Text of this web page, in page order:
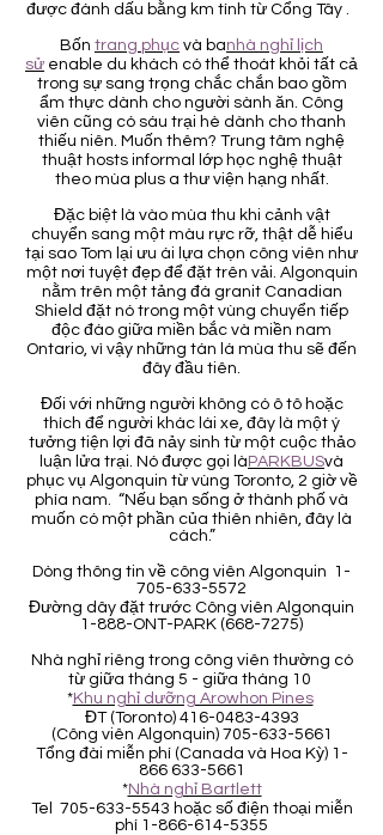
được đánh dấu bằng km tính từ Cổng Tây .
Bốn trang phục và banhà nghỉ lịch
sử enable du khách có thể thoát khỏi tất cả
trong sự sang trọng chắc chắn bao gồm
ẩm thực dành cho người sành ăn. Công
viên cũng có sáu trại hè dành cho thanh
thiếu niên. Muốn thêm? Trung tâm nghệ
thuật hosts informal lớp học nghệ thuật
theo mùa plus a thư viện hạng nhất.
Đặc biệt là vào mùa thu khi cảnh vật
chuyển sang một màu rực rỡ, thật dễ hiểu
tại sao Tom lại ưu ái lựa chọn công viên như
một nơi tuyệt đẹp để đặt trên vải. Algonquin
nằm trên một tảng đá granit Canadian
Shield đặt nó trong một vùng chuyển tiếp
độc đáo giữa miền bắc và miền nam
Ontario, vì vậy những tán lá mùa thu sẽ đến
đây đầu tiên.
Đối với những người không có ô tô hoặc
thích để người khác lái xe, đây là một ý
tưởng tiện lợi đã nảy sinh từ một cuộc thảo
luận lửa trại. Nó được gọi là PARKBUSvà
phục vụ Algonquin từ vùng Toronto, 2 giờ về
phía nam. “Nếu bạn sống ở thành phố và
muốn có một phần của thiên nhiên, đây là
cách.”
Dòng thông tin về công viên Algonquin
1-
705-633-5572
Đường dây đặt trước Công viên Algonquin
1-888-ONT-PARK (668-7275)
Nhà nghỉ riêng trong công viên thường có
từ giữa tháng 5 - giữa tháng 10
*Khu nghỉ dưỡng Arowhon Pines
ĐT (Toronto) 416-0483-4393
(Công viên Algonquin) 705-633-5661
Tổng đài miễn phí (Canada và Hoa Kỳ) 1-
866 633-5661
*Nhà nghỉ Bartlett
Tel 705-633-5543 hoặc số điện thoại miễn
phí 1-866-614-5355